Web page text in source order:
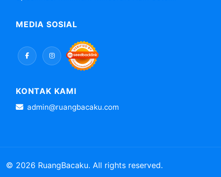
MEDIA SOSIAL
KONTAK KAMI
admin@ruangbacaku.com
© 2026 RuangBacaku. All rights reserved.